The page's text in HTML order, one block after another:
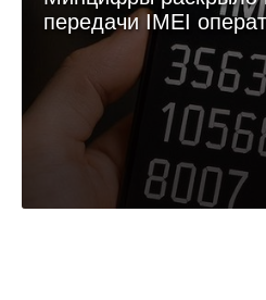
передачи IMEI